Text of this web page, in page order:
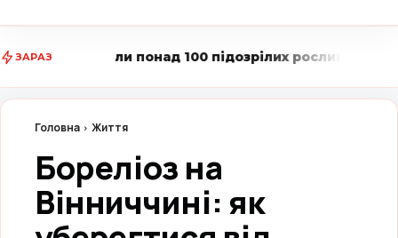
ЗАРАЗ
понад 100 підозрілих рослин • Вінниця LIVE
Головна Життя
Бореліоз на
Вінниччині: як